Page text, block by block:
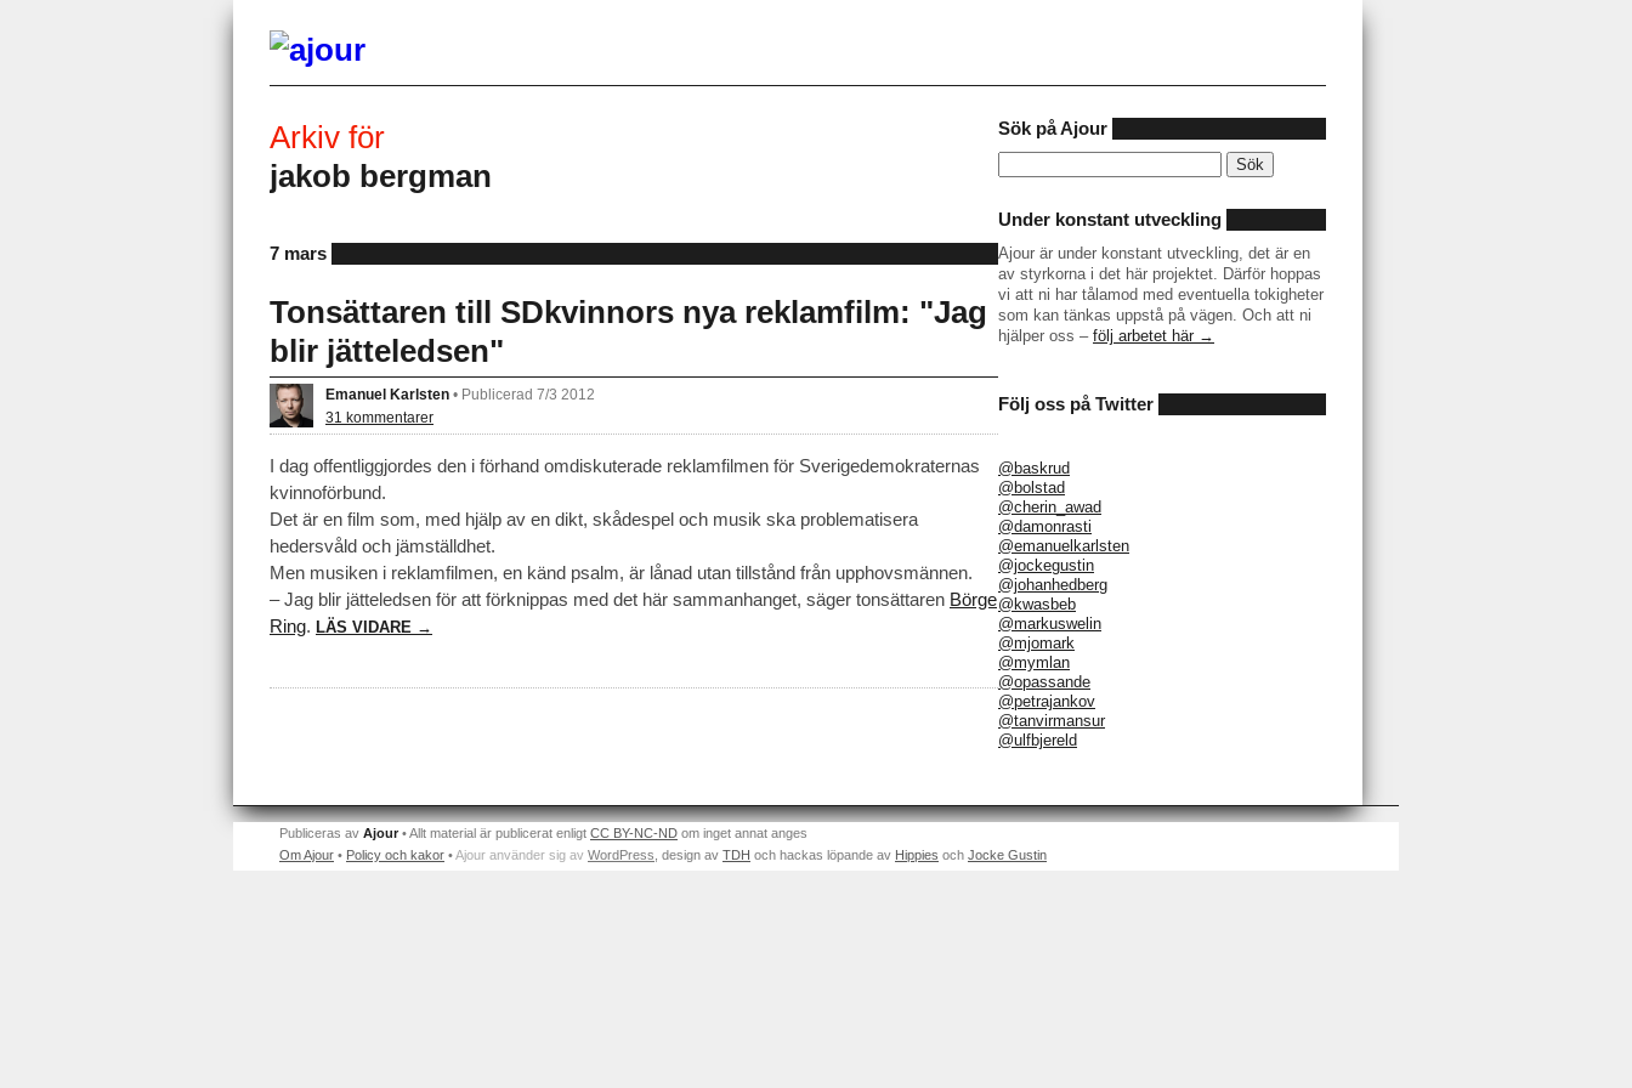
Arkiv för
jakob bergman
7 mars
Tonsättaren till SDkvinnors nya reklamfilm: "Jag
blir jätteledsen"
Emanuel Karlsten • Publicerad 7/3 2012
31 kommentarer
I dag offentliggjordes den i förhand omdiskuterade reklamfilmen för Sverigedemokraternas
kvinnoförbund.
Det är en film som, med hjälp av en dikt, skådespel och musik ska problematisera
hedersvåld och jämställdhet.
Men musiken i reklamfilmen, en känd psalm, är lånad utan tillstånd från upphovsmännen.
– Jag blir jätteledsen för att förknippas med det här sammanhanget, säger tonsättaren Börge
Ring. LÄS VIDARE →
Sök på Ajour
efter:
Under konstant utveckling
Ajour är under konstant utveckling, det är en
av styrkorna i det här projektet. Därför hoppas
vi att ni har tålamod med eventuella tokigheter
som kan tänkas uppstå på vägen. Och att ni
hjälper oss – följ arbetet här →
Följ oss på Twitter
@baskrud
@bolstad
@cherin_awad
@damonrasti
@emanuelkarlsten
@jockegustin
@johanhedberg
@kwasbeb
@markuswelin
@mjomark
@mymlan
@opassande
@petrajankov
@tanvirmansur
@ulfbjereld
Publiceras av Ajour • Allt material är publicerat enligt CC BY-NC-ND om inget annat anges
Om Ajour • Policy och kakor •Ajour använder sig av WordPress , design av TDH och hackas löpande av Hippies och Jocke Gustin